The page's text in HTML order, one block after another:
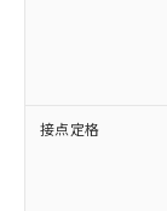
接点定格
ご
※1 対
対
非含有
す。
対応予
有に対